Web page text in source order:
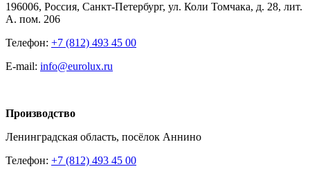
196006, Россия, Санкт-Петербург, ул. Коли Томчака, д. 28, лит.
А. пом. 206
Телефон: +7 (812) 493 45 00
E-mail: info@eurolux.ru
Производство
Ленинградская область, посёлок Аннино
Телефон: +7 (812) 493 45 00